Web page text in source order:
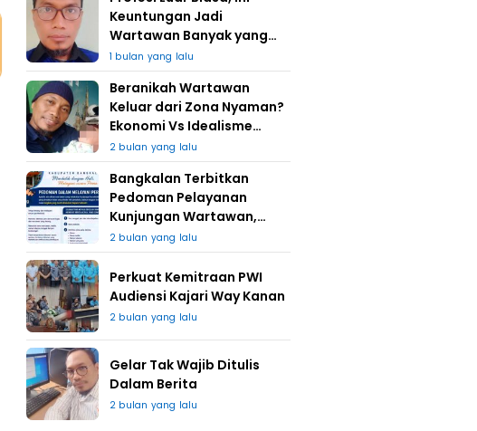
Keuntungan Jadi
Wartawan Banyak yang
Takut
1 bulan yang lalu
Beranikah Wartawan
Keluar dari Zona Nyaman?
Ekonomi Vs Idealisme
Jurnalistik
2 bulan yang lalu
Bangkalan Terbitkan
Pedoman Pelayanan
Kunjungan Wartawan,
Redaksi : Bagus Jangan
Lari
2 bulan yang lalu
Perkuat Kemitraan PWI
Audiensi Kajari Way Kanan
2 bulan yang lalu
Gelar Tak Wajib Ditulis
Dalam Berita
2 bulan yang lalu